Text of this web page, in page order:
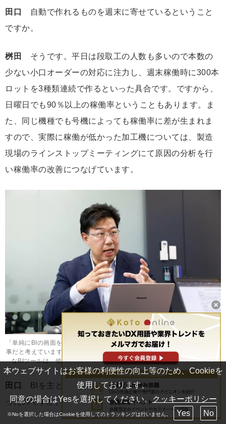
田口
自動で作れるものを週末に寄せているということ
ですか。
桝田
そうです。平日は段取工の人数も多いので本数の
少ない小口オーダーの対応に注力し、週末稼働時に300本
ロットを3種類連続で作るといった具合です。ですから、
日曜日でも90％以上の稼働率ということもあります。ま
た、同じ機種でも号機によっても稼働率に差が生まれま
すので、実際に稼働が低かった加工機については、製造
現場のラインストップミーティングにて原因の分析を行
い稼働率の改善につなげています。
「単純にBIの画面を眺めて終わりではなく、どう結果につなげていくかが大
事だと考えています。なお、稼働率の可視化・工程納期遵守などのさまざま
なBIツールは、他工場にも横展開しました。」（オーエスジー 桝田氏）
田口
BIを主とした見える化のシステムは、どなたが作
ったのですか。
本ウェブサイトはお客様の利便性の向上等のため、Cookieを
使用しております。
同意の場合はYesを選択してください。 クッキーポリシー
※Noを選択した場合はCookieを使用してのトラッキングは行いません。 Yes No